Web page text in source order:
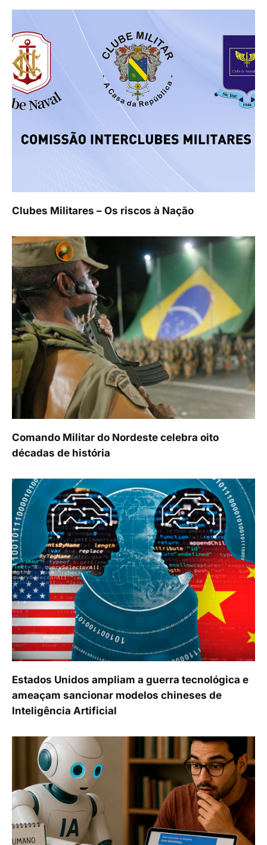
Clubes Militares – Os riscos à Nação
Comando Militar do Nordeste celebra oito
décadas de história
Estados Unidos ampliam a guerra tecnológica e
ameaçam sancionar modelos chineses de
Inteligência Artificial